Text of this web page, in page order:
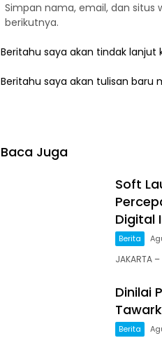
Simpan nama, email, dan
berikutnya.
Beritahu saya akan tindak lanjut
Beritahu saya akan tulisan baru
Baca Juga
Soft
Digital
Berita
JAKARTA
Dinilai
Berita